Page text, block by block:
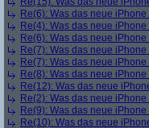
Re(6): Was das neue
Re(4): Was das neue
Re(6): Was das neue
Re(7): Was das neue
Re(7): Was das neue
Re(8): Was das neue
Re(12): Was das neue
Re(2): Was das neue
Re(9): Was das neue
Re(10): Was das neue